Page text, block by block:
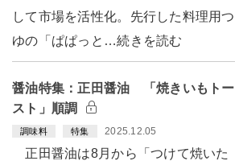
して市場を活性化。先行した料理用つ
ゆの「ぱぱっと…続きを読む
醤油特集：正田醤油 「焼きいもトー
スト」順調
調味料 特集 2025.12.05
正田醤油は8月から「つけて焼いた